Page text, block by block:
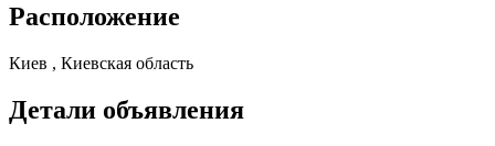
Расположение
Киев , Киевская область
Детали объявления